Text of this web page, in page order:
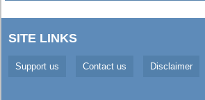
SITE LINKS
Support us Contact us Disclaimer